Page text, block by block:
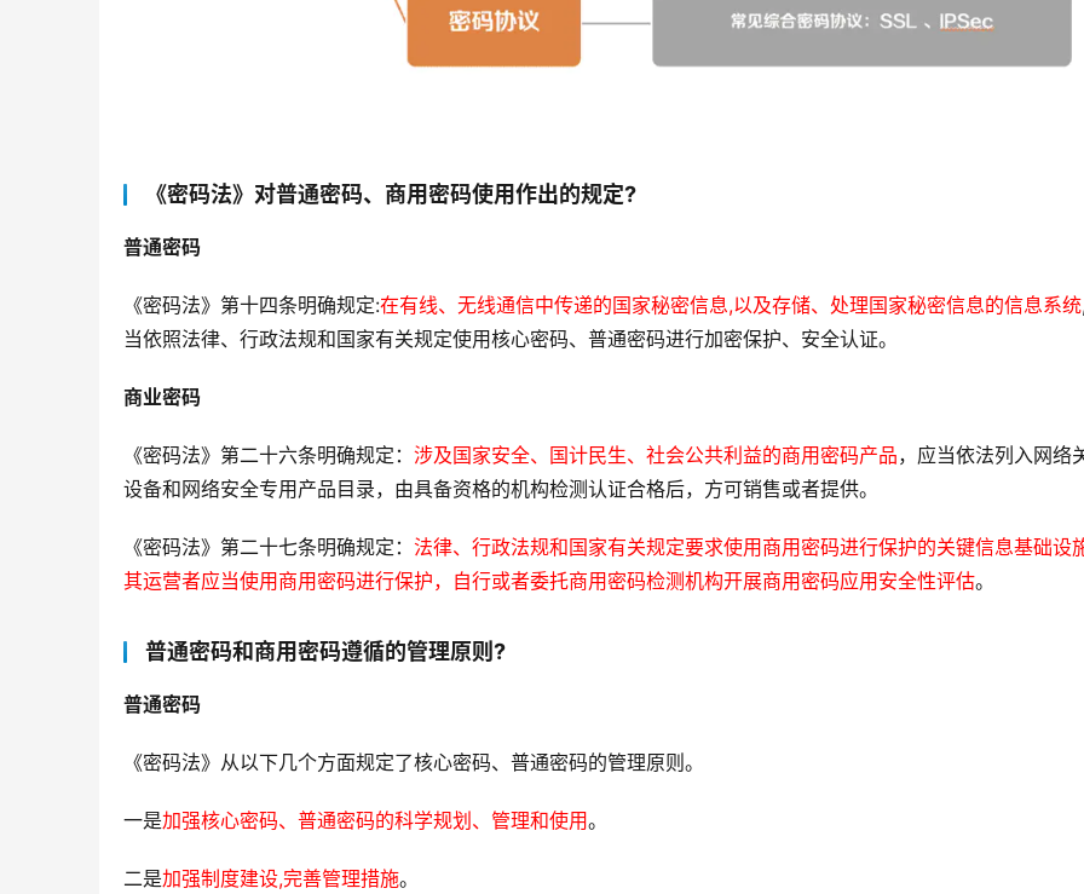
《密码法》对普通密码、商用密码使用作出的规定?
普通密码
《密码法》第十四条明确规定:在有线、无线通信中传递的国家秘密信息,以及存储、处理国家秘密信息的信息系统
当依照法律、行政法规和国家有关规定使用核心密码、普通密码进行加密保护、安全认证。
商业密码
《密码法》第二十六条明确规定： 涉及国家安全、国计民生、社会公共利益的商用密码产品，应当依法列入网络
设备和网络安全专用产品目录，由具备资格的机构检测认证合格后，方可销售或者提供。
《密码法》第二十七条明确规定： 法律、行政法规和国家有关规定要求使用商用密码进行保护的关键信息基础设
其运营者应当使用商用密码进行保护，自行或者委托商用密码检测机构开展商用密码应用安全性评估。
普通密码和商用密码遵循的管理原则?
普通密码
《密码法》从以下几个方面规定了核心密码、普通密码的管理原则。
一是加强核心密码、普通密码的科学规划、管理和使用。
二是加强制度建设,完善管理措施。